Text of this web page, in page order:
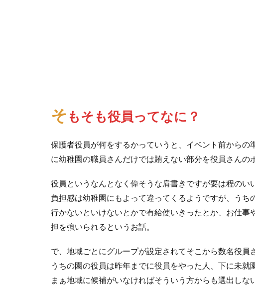
そもそも役員ってなに？
保護者役員が何をするかっていうと、イベント前から
に幼稚園の職員さんだけでは賄えない部分を役員さんの
役員というなんとなく偉そうな肩書きですが要は程のい
負担感は幼稚園にもよって違ってくるようですが、う
行かないといけないとかで有給使いきったとか、お仕
担を強いられるというお話。
で、地域ごとにグループが設定されてそこから数名役員
うちの園の役員は昨年までに役員をやった人、下に未就
まぁ地域に候補がいなければそういう方からも選出し